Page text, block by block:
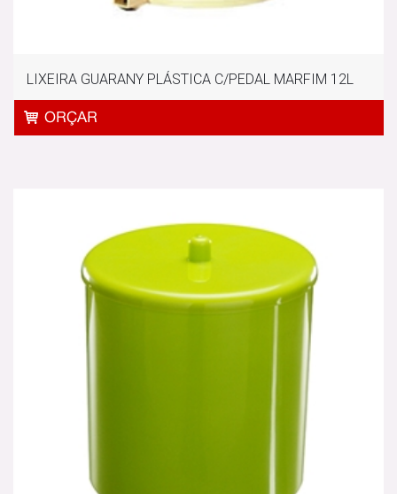
LIXEIRA GUARANY PLÁSTICA C/PEDAL MARFIM 12L